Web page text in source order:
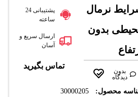
نرمال
بدون
بدون
دیدگاه
محصول: 30000205
پشتیبانی 24
ساعته
ارسال سریع و
آسان
تماس بگیرید